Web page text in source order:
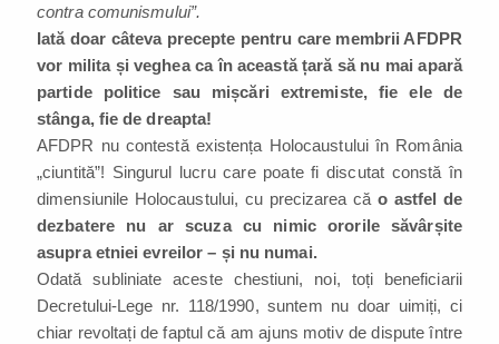
contra comunismului”.
Iată doar câteva precepte pentru care membrii AFDPR
vor milita și veghea ca în această țară să nu mai apară
partide politice sau mișcări extremiste, fie ele de
stânga, fie de dreapta!
AFDPR nu contestă existența Holocaustului în România
„ciuntită”! Singurul lucru care poate fi discutat constă în
dimensiunile Holocaustului, cu precizarea că o astfel de
dezbatere nu ar scuza cu nimic ororile săvârșite
asupra etniei evreilor – și nu numai.
Odată subliniate aceste chestiuni, noi, toți beneficiarii
Decretului-Lege nr. 118/1990, suntem nu doar uimiți, ci
chiar revoltați de faptul că am ajuns motiv de dispute între